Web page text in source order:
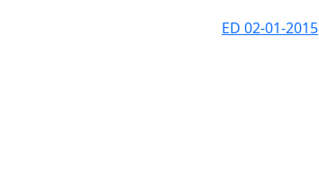
ED 02-01-2015